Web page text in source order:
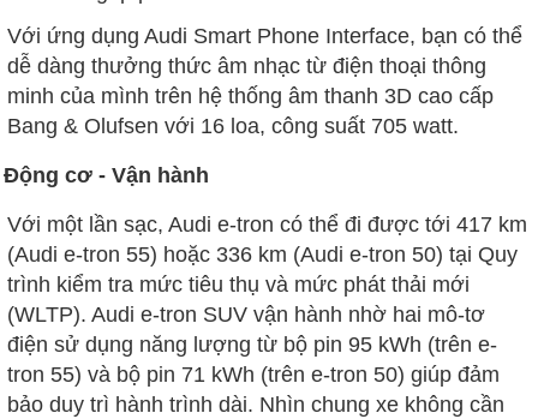
Với ứng dụng Audi Smart Phone Interface, bạn có thể
dễ dàng thưởng thức âm nhạc từ điện thoại thông
minh của mình trên hệ thống âm thanh 3D cao cấp
Bang & Olufsen với 16 loa, công suất 705 watt.
Động cơ - Vận hành
Với một lần sạc, Audi e-tron có thể đi được tới 417 km
(Audi e-tron 55) hoặc 336 km (Audi e-tron 50) tại Quy
trình kiểm tra mức tiêu thụ và mức phát thải mới
(WLTP). Audi e-tron SUV vận hành nhờ hai mô-tơ
điện sử dụng năng lượng từ bộ pin 95 kWh (trên e-
tron 55) và bộ pin 71 kWh (trên e-tron 50) giúp đảm
bảo duy trì hành trình dài. Nhìn chung xe không cần